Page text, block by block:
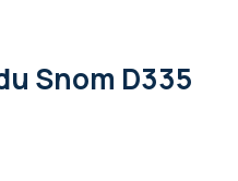
Snom D335